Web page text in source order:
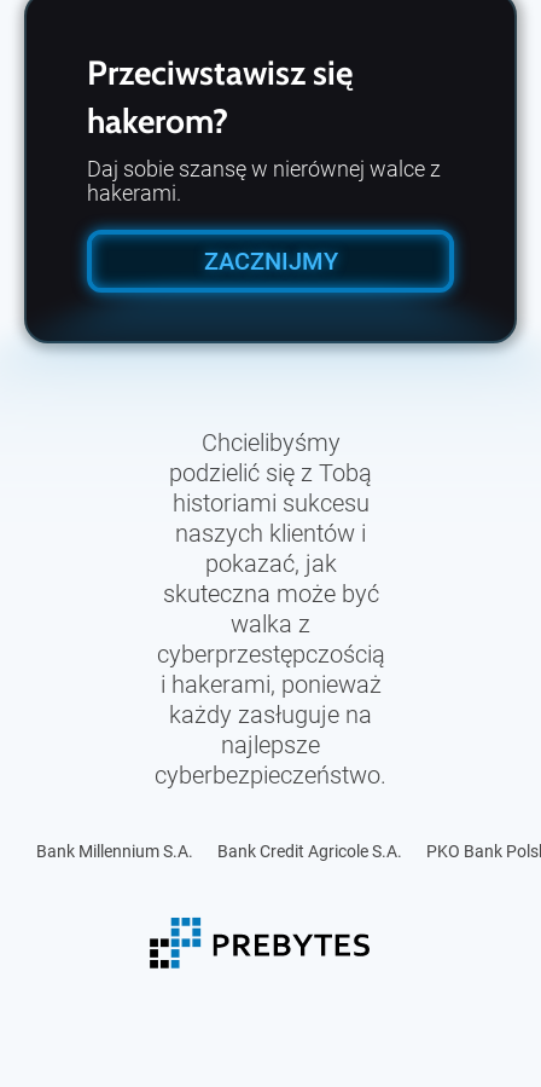
Przeciwstawisz się
hakerom?
Daj sobie szansę w nierównej walce z
hakerami.
ZACZNIJMY
Chcielibyśmy
podzielić się z Tobą
historiami sukcesu
naszych klientów i
pokazać, jak
skuteczna może być
walka z
cyberprzestępczością
i hakerami, ponieważ
każdy zasługuje na
najlepsze
cyberbezpieczeństwo.
Bank Millennium S.A. Bank Credit Agricole S.A. PKO Bank